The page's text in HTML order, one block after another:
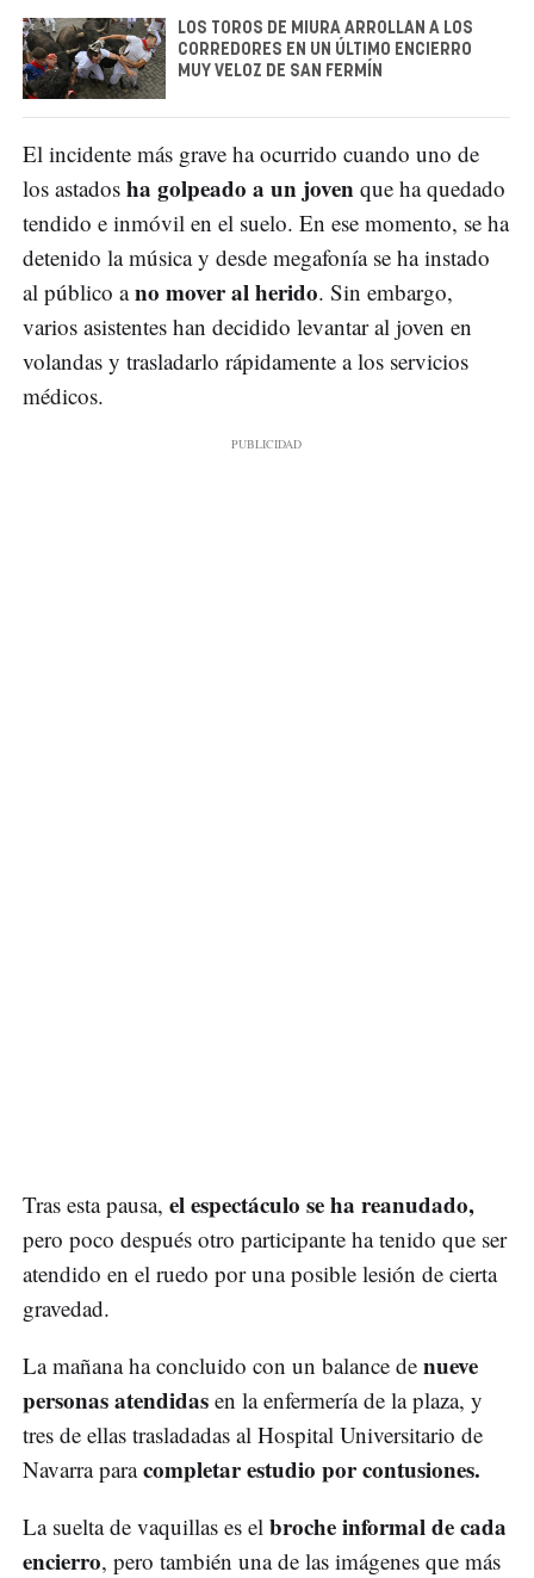
LOS TOROS DE MIURA ARROLLAN A LOS
CORREDORES EN UN ÚLTIMO ENCIERRO
MUY VELOZ DE SAN FERMÍN
El incidente más grave ha ocurrido cuando uno de
los astados ha golpeado a un joven que ha quedado
tendido e inmóvil en el suelo. En ese momento, se ha
detenido la música y desde megafonía se ha instado
al público ano mover al herido. Sin embargo,
varios asistentes han decidido levantar al joven en
volandas y trasladarlo rápidamente a los servicios
médicos.
Tras esta pausa, el espectáculo se ha reanudado,
pero poco después otro participante ha tenido que ser
atendido en el ruedo por una posible lesión de cierta
gravedad.
La mañana ha concluido con un balance de nueve
personas atendidas en la enfermería de la plaza, y
tres de ellas trasladadas al Hospital Universitario de
Navarra paracompletar estudio por contusiones.
La suelta de vaquillas es el broche informal de cada
encierro, pero también una de las imágenes que más